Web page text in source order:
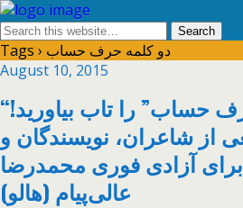
Tags › دو کلمه حرف حساب
August 10, 2015
“دو کلمه حرف حساب” را تاب بیاورید!
شاعران، نویسندگان و
آزادی فوری محمدرضا
عالی‌پیام (هالو)